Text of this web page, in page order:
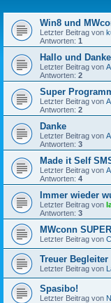
Win8 und
Letzter Beitrag von
Antworten: 1
Hallo und Danke
Letzter Beitrag von
Antworten: 2
Super
Letzter Beitrag von
Antworten: 2
Danke
Letzter Beitrag von
Antworten: 3
Made it Self
Letzter Beitrag von
Antworten: 4
Immer wieder
Letzter Beitrag von
Antworten: 3
MWconn
Letzter Beitrag von
Treuer Begleiter
Letzter Beitrag von
Spasibo!
Letzter Beitrag von